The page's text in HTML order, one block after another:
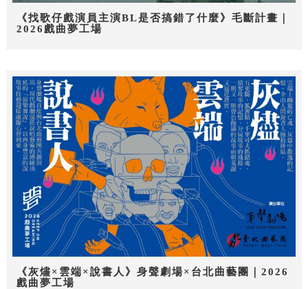
《找歌仔戲演員主演BL是否搞錯了什麼》毛斷計畫｜
2026戲曲夢工場
《灰燼×雲端×說書人》身聲劇場×台北曲藝團｜2026
戲曲夢工場